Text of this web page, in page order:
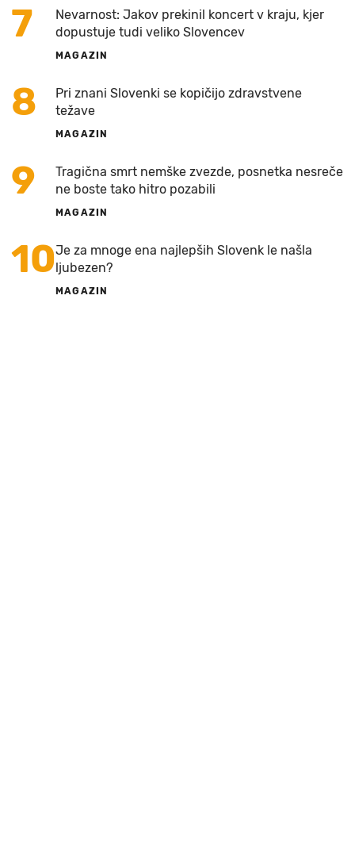
7
Nevarnost: Jakov prekinil koncert v kraju, kjer
dopustuje tudi veliko Slovencev
MAGAZIN
8
Pri znani Slovenki se kopičijo zdravstvene
težave
MAGAZIN
9
Tragična smrt nemške zvezde, posnetka nesreče
ne boste tako hitro pozabili
MAGAZIN
10Je za mnoge ena najlepših Slovenk le našla
ljubezen?
MAGAZIN